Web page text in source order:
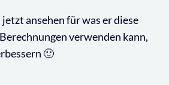
ansehen für was er diese
verwenden kann,
🙂